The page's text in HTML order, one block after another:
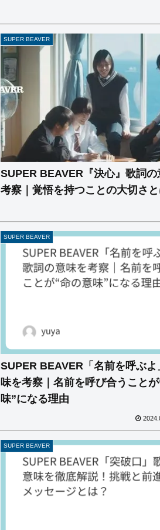
SUPER BEAVER
SUPER BEAVER『決心』歌詞
考察｜覚悟を持つことの大切さと
SUPER BEAVER
SUPER BEAVER「名前を呼ぶ
味を考察｜名前を呼び合うこと
味”になる理由
SUPER BEAVER